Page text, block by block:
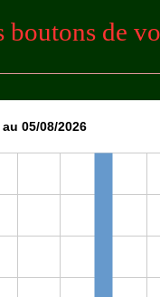
boutons de
05/08/2026